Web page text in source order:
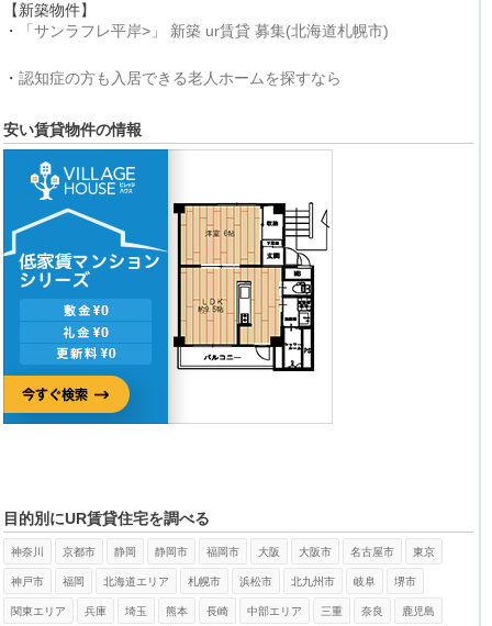
【新築物件】
・
「サンラフレ平岸>」 新築 ur賃貸 募集(北海道札幌市)
・ 認知症の方も入居できる老人ホームを探すなら
安い賃貸物件の情報
目的別にUR賃貸住宅を調べる
神奈川 京都市 静岡 静岡市 福岡市 大阪 大阪市 名古屋市 東京
神戸市 福岡 北海道エリア 札幌市 浜松市 北九州市 岐阜 堺市
関東エリア 兵庫 埼玉 熊本 長崎 中部エリア 三重 奈良 鹿児島